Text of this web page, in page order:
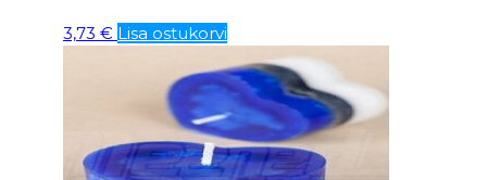
3,73 € Lisa ostukorvi